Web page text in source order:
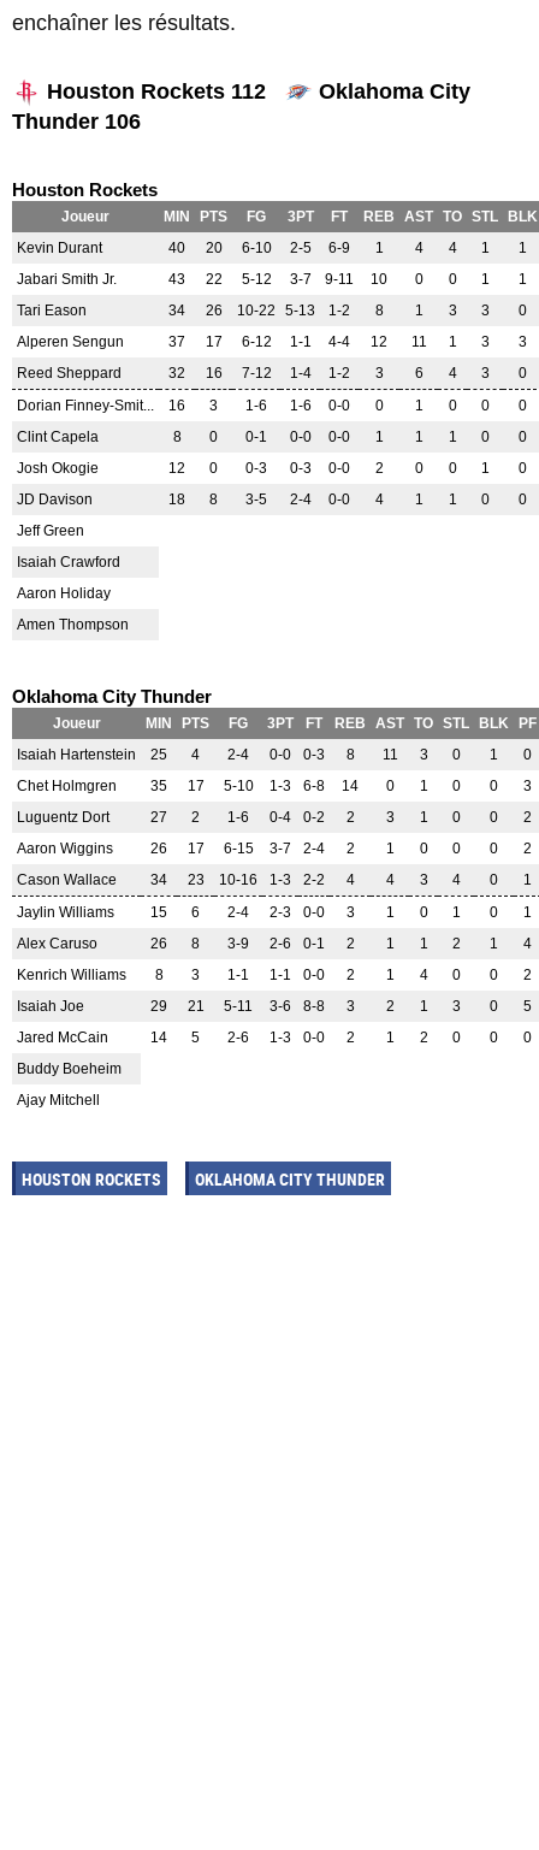
enchaîner les résultats.
Houston Rockets 112
Oklahoma City
Thunder 106
Houston Rockets
Joueur MIN PTS FG 3PT FT REB AST TO STL
BLK
Kevin Durant
40 20 6-10 2-5 6-9 1 4 4 1
1
Jabari Smith Jr.
43 22 5-12 3-7 9-11 10 0 0 1
1
Tari Eason
34 26 10-22 5-13 1-2 8 1 3 3
0
Alperen Sengun
37 17 6-12 1-1 4-4 12 11 1 3
3
Reed Sheppard
32 16 7-12 1-4 1-2 3 6 4 3
0
Dorian Finney-Smit...
16 3 1-6 1-6 0-0 0 1 0 0
0
Clint Capela
8 0 0-1 0-0 0-0 1 1 1 0
0
Josh Okogie
12 0 0-3 0-3 0-0 2 0 0 1
0
JD Davison
18 8 3-5 2-4 0-0 4 1 1 0
0
Jeff Green
Isaiah Crawford
Aaron Holiday
Amen Thompson
Oklahoma City Thunder
Joueur MIN PTS FG 3PT FT REB AST TO STL BLK
PF
Isaiah Hartenstein
25 4 2-4 0-0 0-3 8 11 3 0 1
0
Chet Holmgren
35 17 5-10 1-3 6-8 14 0 1 0 0
3
Luguentz Dort
27 2 1-6 0-4 0-2 2 3 1 0 0
2
Aaron Wiggins
26 17 6-15 3-7 2-4 2 1 0 0 0
2
Cason Wallace
34 23 10-16 1-3 2-2 4 4 3 4 0
1
Jaylin Williams
15 6 2-4 2-3 0-0 3 1 0 1 0
1
Alex Caruso
26 8 3-9 2-6 0-1 2 1 1 2 1
4
Kenrich Williams
8 3 1-1 1-1 0-0 2 1 4 0 0
2
Isaiah Joe
29 21 5-11 3-6 8-8 3 2 1 3 0
5
Jared McCain
14 5 2-6 1-3 0-0 2 1 2 0 0
0
Buddy Boeheim
Ajay Mitchell
HOUSTON ROCKETS OKLAHOMA CITY THUNDER